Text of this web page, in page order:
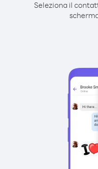
Seleziona il